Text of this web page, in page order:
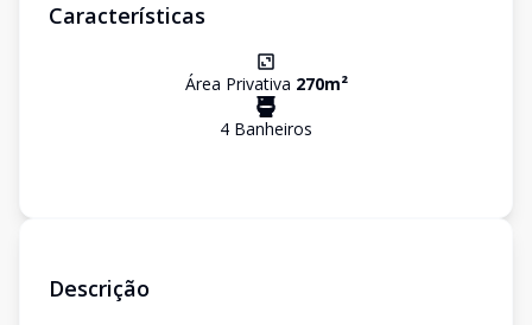
Características
Área Privativa 270m²
4 Banheiros
Descrição